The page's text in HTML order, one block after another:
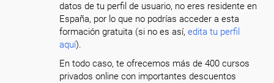
datos de tu perfil de usuario, no eres residente en
España, por lo que no podrías acceder a esta
formación gratuita (si no es así,edita tu perfil
aquí).
En todo caso, te ofrecemos más de 400 cursos
privados online con importantes descuentos